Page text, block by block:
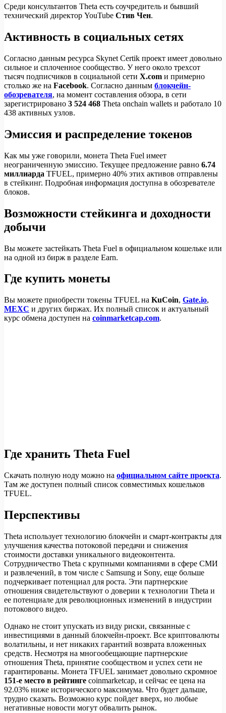
Среди консультантов Theta есть соучредитель и бывший
технический директор YouTube Стив Чен.
Активность в социальных сетях
Согласно данным ресурса Skynet Certik проект имеет довольно
сильное и сплоченное сообщество. У него около трехсот
тысяч подписчиков в социальной сети X.com и примерно
столько же на Facebook. Согласно данным блокчейн-
обозревателя, на момент составления обзора, в сети
зарегистрировано 3 524 468 Theta onchain wallets и работало 10
438 активных узлов.
Эмиссия и распределение токенов
Как мы уже говорили, монета Theta Fuel имеет
неограниченную эмиссию. Текущее предложение равно 6.74
миллиарда TFUEL, примерно 40% этих активов отправлены
в стейкинг. Подробная информация доступна в обозревателе
блоков.
Возможности стейкинга и доходности
добычи
Вы можете застейкать Theta Fuel в официальном кошельке или
на одной из бирж в разделе Earn.
Где купить монеты
Вы можете приобрести токены TFUEL на KuCoin, Gate.io,
MEXC и других биржах. Их полный список и актуальный
курс обмена доступен на coinmarketcap.com.
Где хранить Theta Fuel
Скачать полную ноду можно на официальном сайте проекта.
Там же доступен полный список совместимых кошельков
TFUEL.
Перспективы
Theta использует технологию блокчейн и смарт-контракты для
улучшения качества потоковой передачи и снижения
стоимости доставки уникального видеоконтента.
Сотрудничество Theta с крупными компаниями в сфере СМИ
и развлечений, в том числе с Samsung и Sony, еще больше
подчеркивает потенциал для роста. Эти партнерские
отношения свидетельствуют о доверии к технологии Theta и
ее потенциале для революционных изменений в индустрии
потокового видео.
Однако не стоит упускать из виду риски, связанные с
инвестициями в данный блокчейн-проект. Все криптовалюты
волатильны, и нет никаких гарантий возврата вложенных
средств. Несмотря на многообещающие партнерские
отношения Theta, принятие сообществом и успех сети не
гарантированы. Монета TFUEL занимает довольно скромное
151-е место в рейтинге coinmarketcap, и сейчас ее цена на
92.03% ниже исторического максимума. Что будет дальше,
трудно сказать. Возможно курс пойдет вверх, но любые
негативные новости могут обвалить рынок.